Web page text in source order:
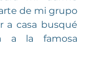
de mi grupo
a casa busqué
a la famosa